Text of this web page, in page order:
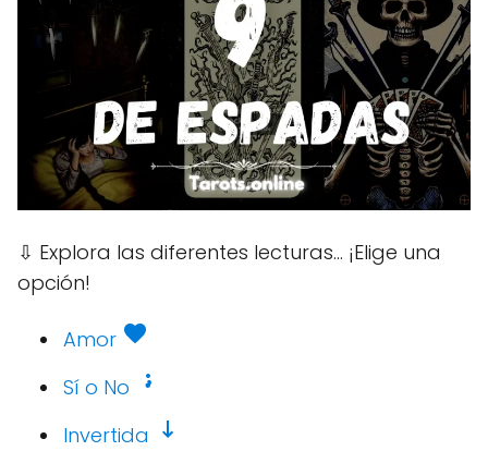
⇩ Explora las diferentes lecturas... ¡Elige una
opción!
Amor
Sí o No
Invertida